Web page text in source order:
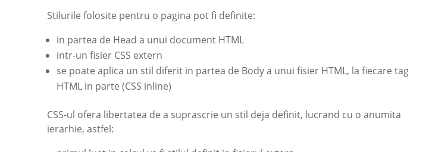
Stilurile folosite pentru o pagina pot fi definite:
in partea de Head a unui document HTML
intr-un fisier CSS extern
se poate aplica un stil diferit in partea de Body a unui fisier HTML, la fiecare tag
HTML in parte (CSS inline)
CSS-ul ofera libertatea de a suprascrie un stil deja definit, lucrand cu o anumita
ierarhie, astfel: